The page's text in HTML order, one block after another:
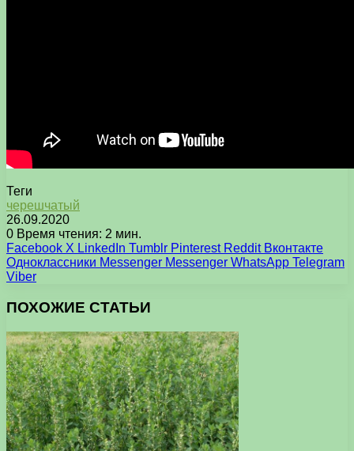
Теги
черешчатый
26.09.2020
0 Время чтения: 2 мин.
Facebook X LinkedIn Tumblr Pinterest Reddit Вконтакте
Одноклассники Messenger Messenger WhatsApp Telegram
Viber
ПОХОЖИЕ СТАТЬИ